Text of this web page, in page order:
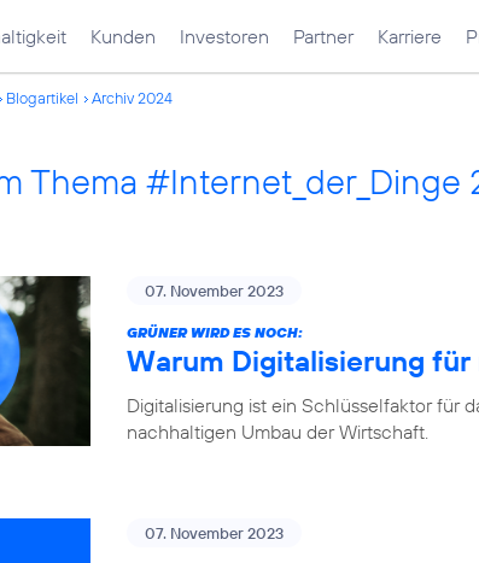
Kunden Investoren Partner Karriere
Blogartikel Archiv 2024
Thema #Internet_der_Dinge
07. November 2023
GRÜNER WIRD ES NOCH:
Warum Digitalisierung
Digitalisierung ist ein Schlüsselfaktor für
nachhaltigen Umbau der Wirtschaft.
07. November 2023